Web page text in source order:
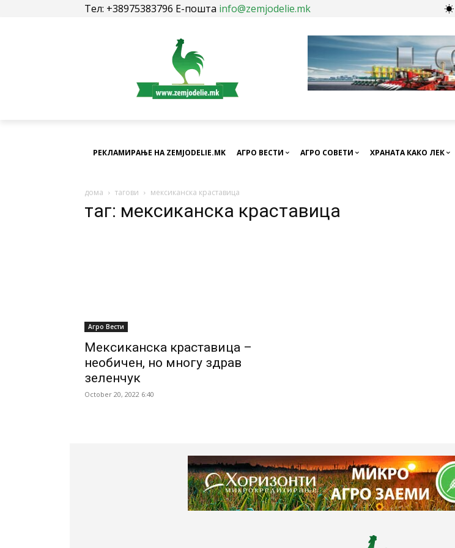
Тел: +38975383796 Е-пошта info@zemjodelie.mk
РЕКЛАМИРАЊЕ НА ZEMJODELIE.MK АГРО ВЕСТИ АГРО СОВЕТИ ХРАНАТА КАКО ЛЕК
дома тагови мексиканска краставица
таг: мексиканска краставица
Агро Вести
Мексиканска краставица –
необичен, но многу здрав
зеленчук
October 20, 2022 6:40